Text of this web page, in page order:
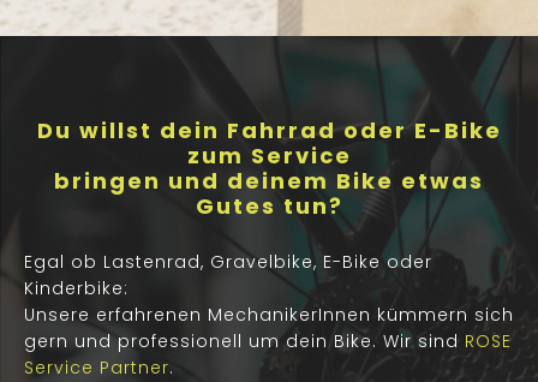
Du willst dein Fahrrad oder E-Bike
zum Service
bringen und deinem Bike etwas
Gutes tun?
Egal ob Lastenrad, Gravelbike, E-Bike oder
Kinderbike:
Unsere erfahrenen MechanikerInnen kümmern sich
gern und professionell um dein Bike. Wir sind ROSE
Service Partner.